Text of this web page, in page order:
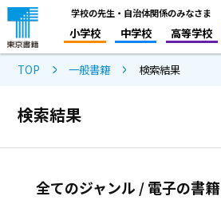
学校の先生・自治体関係のみなさま
小学校 中学校 高等学校
TOP 一般書籍 検索結果
検索結果
全てのジャンル / 電子の書籍